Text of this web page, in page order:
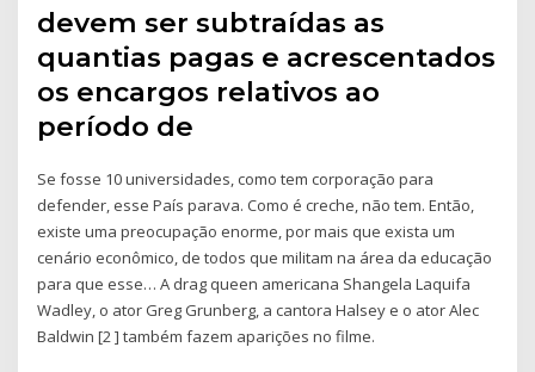
devem ser subtraídas as
quantias pagas e acrescentados
os encargos relativos ao
período de
Se fosse 10 universidades, como tem corporação para
defender, esse País parava. Como é creche, não tem. Então,
existe uma preocupação enorme, por mais que exista um
cenário econômico, de todos que militam na área da educação
para que esse… A drag queen americana Shangela Laquifa
Wadley, o ator Greg Grunberg, a cantora Halsey e o ator Alec
Baldwin [2 ] também fazem aparições no filme.